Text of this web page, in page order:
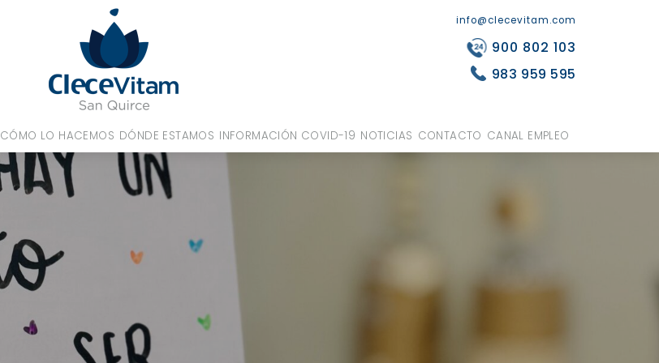
info@clecevitam.com
900 802 103
983 959 595
CÓMO LO HACEMOS DÓNDE ESTAMOS INFORMACIÓN COVID-19 NOTICIAS CONTACTO CANAL EMPLEO